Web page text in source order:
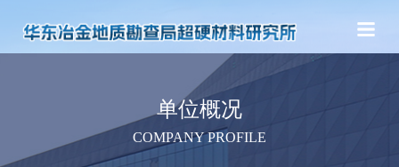
单位概况
COMPANY PROFILE